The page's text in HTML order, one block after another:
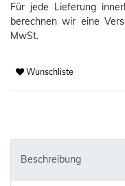
Für jede Lieferung
berechnen wir eine
MwSt.
Wunschliste
Beschreibung